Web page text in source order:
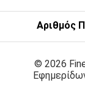
Αριθμός
© 2026